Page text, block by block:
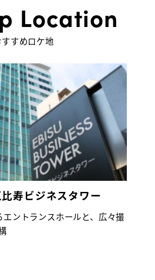
Location
すすめロケ地
寿ビジネスタワー
ントランスホールと、広々撮